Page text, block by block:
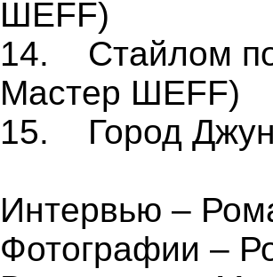
ШЕFF)
14. Стайлом
Мастер ШЕFF)
15. Город
Интервью –
Фотографии –